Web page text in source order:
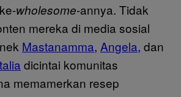
wholesome-annya. Tidak
mereka di media sosial
Mastanamma, Angela, dan
dicintai komunitas
memamerkan resep